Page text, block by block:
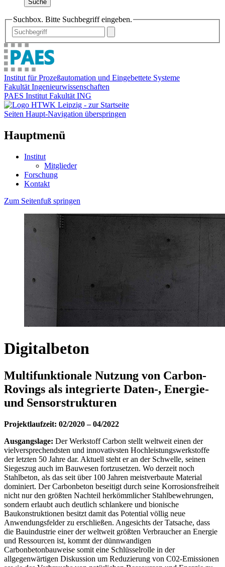
Suche
Suchbox. Bitte Suchbegriff eingeben.
Institut für Prozeßautomation und Eingebettete Systeme
Fakultät Ingenieurwissenschaften
PAES Institut Fakultät ING
Seiten Haupt-Navigation überspringen
Hauptmenü
Institut
Mitglieder
Forschung
Kontakt
Zum Seitenfuß springen
Digitalbeton
Multifunktionale Nutzung von Carbon-
Rovings als integrierte Daten-, Energie-
und Sensorstrukturen
Projektlaufzeit: 02/2020 – 04/2022
Ausgangslage: Der Werkstoff Carbon stellt weltweit einen der
vielversprechendsten und innovativsten Hochleistungswerkstoffe
der letzten 50 Jahre dar. Aktuell steht er an der Schwelle, seinen
Siegeszug auch im Bauwesen fortzusetzen. Wo derzeit noch
Stahlbeton, als das seit über 100 Jahren meistverbaute Material
dominiert. Der Carbonbeton beseitigt durch seine Korrosionsfreiheit
nicht nur den größten Nachteil herkömmlicher Stahlbewehrungen,
sondern erlaubt auch deutlich schlankere und bionische
Baukonstruktionen besitzt damit das Potential völlig neue
Anwendungsfelder zu erschließen. Angesichts der Tatsache, dass
die Bauindustrie einer der weltweit größten Verbraucher an Energie
und Ressourcen ist, kommt der dünnwandigen
Carbonbetonbauweise somit eine Schlüsselrolle in der
allgegenwärtigen Diskussion um Reduzierung von C02-Emissionen